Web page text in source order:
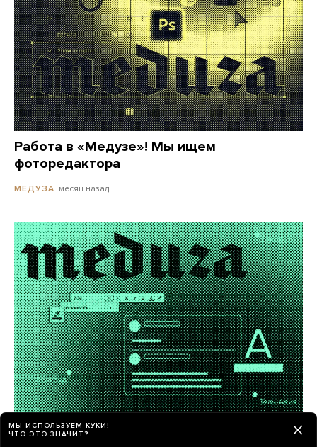
Работа в «Медузе»! Мы ищем
фоторедактора
МЕДУЗА месяц назад
«Медуза» ищет внештатных авторов
МЫ ИСПОЛЬЗУЕМ КУКИ!
ЧТО ЭТО ЗНАЧИТ?